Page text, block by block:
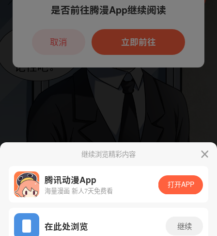
App免费看
下一话
继续浏览精彩内容
腾讯动漫App
海量漫画 新人7天免费看
打开APP
在此处浏览 继续
本章节仅支持App阅读，可打开App新用
户7天免费看
是否前往腾漫App继续阅读
立即前往
取消